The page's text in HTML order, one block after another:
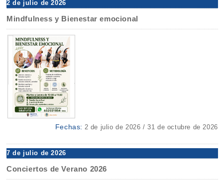
2 de julio de 2026
Mindfulness y Bienestar emocional
Fechas: 2 de julio de 2026 / 31 de octubre de 2026
7 de julio de 2026
Conciertos de Verano 2026